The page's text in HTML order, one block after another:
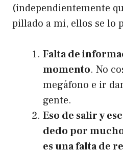
(independientemente
pillado a mi, ellos se lo
Falta de
momento. No
megáfono e ir
gente.
Eso de salir y
dedo por
es una falta de